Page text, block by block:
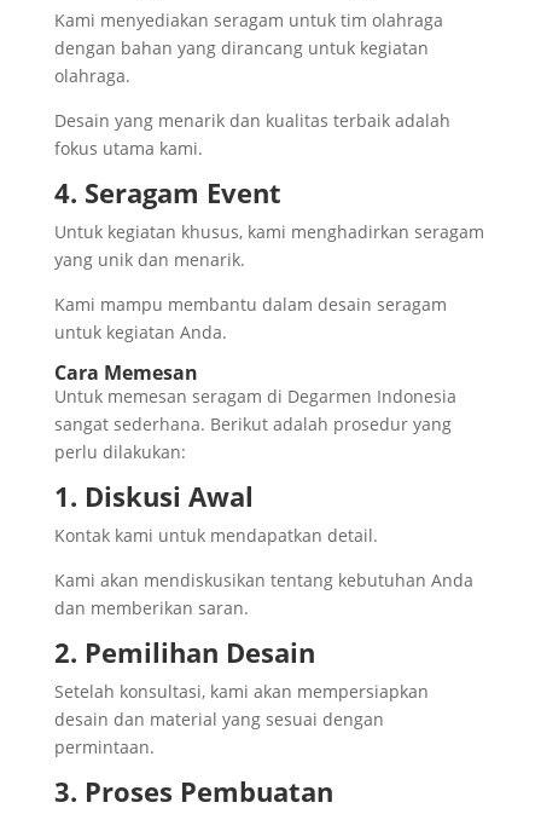
Kami menyediakan seragam untuk tim olahraga
dengan bahan yang dirancang untuk kegiatan
olahraga.
Desain yang menarik dan kualitas terbaik adalah
fokus utama kami.
4. Seragam Event
Untuk kegiatan khusus, kami menghadirkan seragam
yang unik dan menarik.
Kami mampu membantu dalam desain seragam
untuk kegiatan Anda.
Cara Memesan
Untuk memesan seragam di Degarmen Indonesia
sangat sederhana. Berikut adalah prosedur yang
perlu dilakukan:
1. Diskusi Awal
Kontak kami untuk mendapatkan detail.
Kami akan mendiskusikan tentang kebutuhan Anda
dan memberikan saran.
2. Pemilihan Desain
Setelah konsultasi, kami akan mempersiapkan
desain dan material yang sesuai dengan
permintaan.
3. Proses Pembuatan